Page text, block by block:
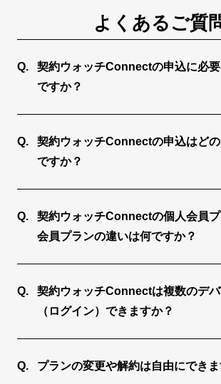
よくあるご質
契約ウォッチConnectの申込に必
ですか？
・クレジットカード
が必要です。
契約ウォッチConnectの申込はど
ですか？
くは
「個人会員プラン 無料体験（10日
リックします。
②アカウント登録画面が表示されま
メールアドレスとパスワード作成
↓
③入力されたメールアドレス宛に
契約ウォッチConnectの個人会員
会員プランの違いは何ですか？
法人会員プランは、年額払いのみで
でのお申込みとなります。法人会員
カウントのお申込みが可能で、6ア
個人会員と法人会員で閲覧できる記
契約ウォッチConnectは複数のデバ
（ログイン）できますか？
デバイスでご利用することはできま
プランの変更や解約は自由にできま